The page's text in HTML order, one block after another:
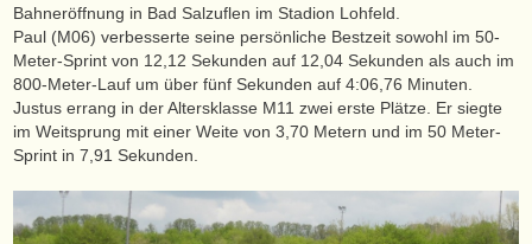
Bahneröffnung in Bad Salzuflen im Stadion Lohfeld.
Paul (M06) verbesserte seine persönliche Bestzeit sowohl im 50-
Meter-Sprint von 12,12 Sekunden auf 12,04 Sekunden als auch im
800-Meter-Lauf um über fünf Sekunden auf 4:06,76 Minuten.
Justus errang in der Altersklasse M11 zwei erste Plätze. Er siegte
im Weitsprung mit einer Weite von 3,70 Metern und im 50 Meter-
Sprint in 7,91 Sekunden.